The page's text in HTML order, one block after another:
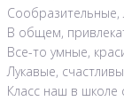
В общем,
Все-то умные,
Лукавые,
Класс наш в школе